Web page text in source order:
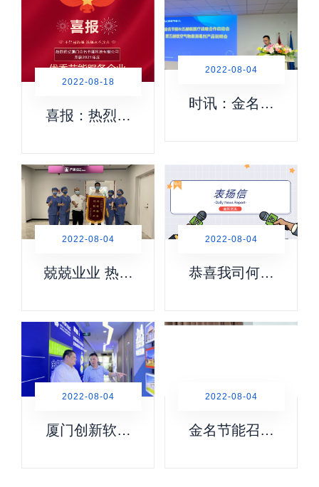
旗：技术引领
市场 服务感动
客户
程运维项目
喜报：热烈祝
2021年度“优秀
节能服务企
业”称号
2022-08-18
时讯：金名节
启动会、产品
说明会
2022-08-04
兢兢业业 热情
院运维项目服
务团队荣获锦
旗
2022-08-04
恭喜我司何叶
2022-08-04
厦门创新软件
2022-08-04
金名节能召开
2022-08-04